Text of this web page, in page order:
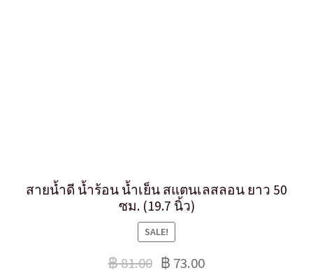
สายน้ำดี น้ำร้อน น้ำเย็น สแตนเลสลอน ยาว 50
ซม. (19.7 นิ้ว)
SALE!
฿81.00 ฿ 73.00